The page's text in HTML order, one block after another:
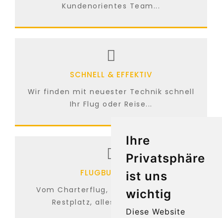
Ihre
Privatsphäre
ist uns
wichtig
Diese Website
Kundenorientes Team...
SCHNELL & EFFEKTIV
Wir finden mit neuester Technik schnell
Ihr Flug oder Reise...
FLUGBUCHUNG
Vom Charterflug, Linienflug bis zum
Restplatz, alles ist möglich...